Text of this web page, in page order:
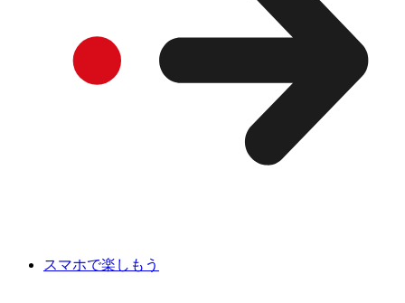
スマホで楽しもう